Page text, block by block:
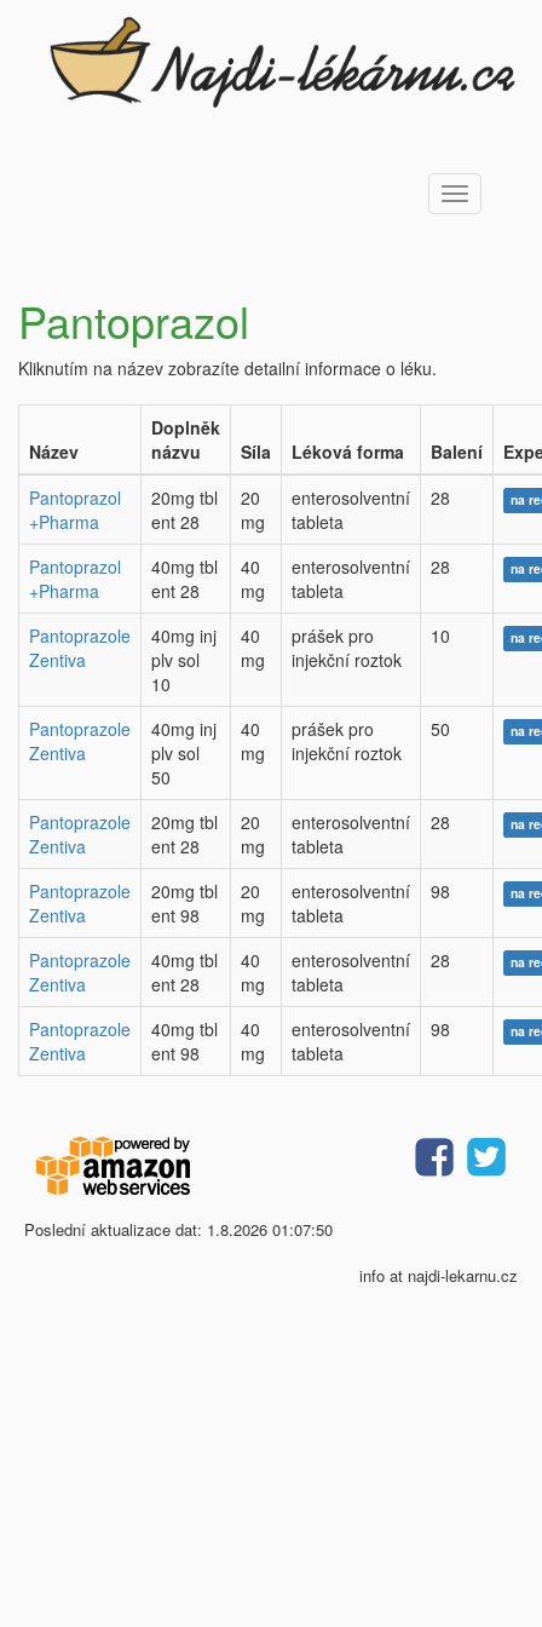
Toggle
navigation
Pantoprazol
Kliknutím na název zobrazíte detailní informace o léku.
Název
Doplněk
názvu
Síla Léková forma Balení
Pantoprazol
+Pharma
20mg tbl
ent 28
20
mg
enterosolventní
tableta
28 na
Pantoprazol
+Pharma
40mg tbl
ent 28
40
mg
enterosolventní
tableta
28 na
Pantoprazole
Zentiva
40mg inj
plv sol
10
40
mg
prášek pro
injekční roztok
10 na
Pantoprazole
Zentiva
40mg inj
plv sol
50
40
mg
prášek pro
injekční roztok
50 na
Pantoprazole
Zentiva
20mg tbl
ent 28
20
mg
enterosolventní
tableta
28 na
Pantoprazole
Zentiva
20mg tbl
ent 98
20
mg
enterosolventní
tableta
98 na
Pantoprazole
Zentiva
40mg tbl
ent 28
40
mg
enterosolventní
tableta
28 na
Pantoprazole
Zentiva
40mg tbl
ent 98
40
mg
enterosolventní
tableta
98 na
Poslední aktualizace dat: 1.8.2026 01:07:50
info at najdi-lekarnu.cz